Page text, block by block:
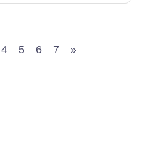
4 5 6 7 »